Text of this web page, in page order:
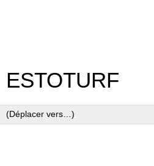
ESTOTURF